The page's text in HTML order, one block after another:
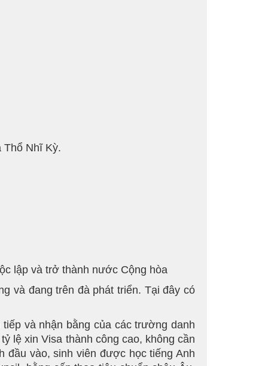
Thổ Nhĩ Kỳ.
lập và trở thành nước Cộng hòa
và đang trên đà phát triển. Tại đây có
và nhận bằng của các trường danh
lệ xin Visa thành công cao, không cần
đầu vào, sinh viên được học tiếng Anh